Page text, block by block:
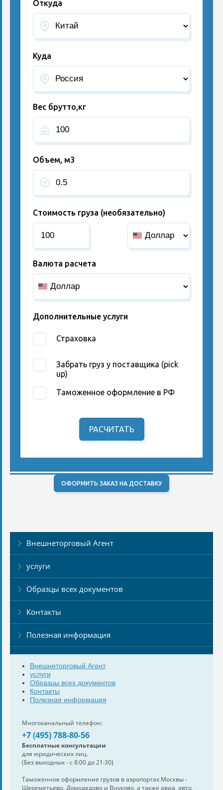
Откуда
Куда
Вес брутто,кг
Объем, м3
Стоимость груза (необязательно)
Валюта расчета
Дополнительные услуги
Страховка
Забрать груз у поставщика (pick
up)
Таможенное оформление в РФ
РАСЧИТАТЬ
ОФОРМИТЬ ЗАКАЗ НА ДОСТАВКУ
Внешнеторговый Агент
услуги
Образцы всех документов
Контакты
Полезная информация
Внешнеторговый Агент
услуги
Образцы всех документов
Контакты
Полезная информация
Многоканальный телефон:
+7 (495) 788-80-56
Бесплатные консультации
для юридических лиц.
(Без выходных - с 8:00 до 21:30)
Таможенное оформление грузов в аэропортах Москвы -
Шереметьево, Домодедово и Внуково, а также авиа, авто,